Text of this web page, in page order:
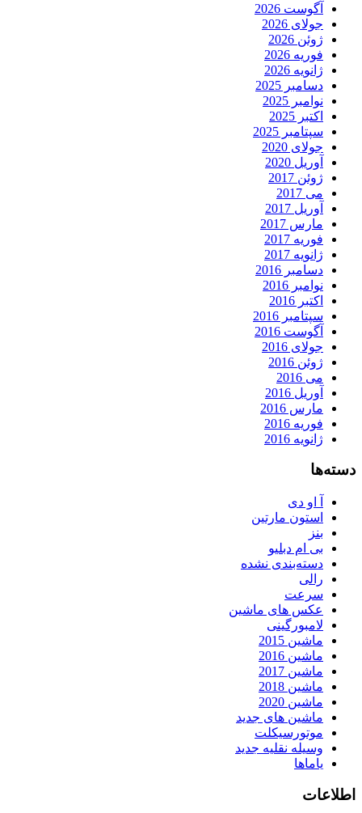
آگوست 2026
جولای 2026
ژوئن 2026
فوریه 2026
ژانویه 2026
دسامبر 2025
نوامبر 2025
اکتبر 2025
سپتامبر 2025
جولای 2020
آوریل 2020
ژوئن 2017
می 2017
آوریل 2017
مارس 2017
فوریه 2017
ژانویه 2017
دسامبر 2016
نوامبر 2016
اکتبر 2016
سپتامبر 2016
آگوست 2016
جولای 2016
ژوئن 2016
می 2016
آوریل 2016
مارس 2016
فوریه 2016
ژانویه 2016
دسته‌ها
آ او دی
استون مارتین
بنز
بی ام دبلیو
دسته‌بندی نشده
رالی
سرعت
عکس های ماشین
لامبورگینی
ماشین 2015
ماشین 2016
ماشین 2017
ماشین 2018
ماشین 2020
ماشین های جدید
موتورسیکلت
وسیله نقلیه جدید
یاماها
اطلاعات